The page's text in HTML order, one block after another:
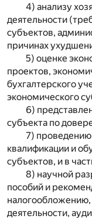
4) анализу
деятельности
субъектов,
причинах
5) оценке
проектов,
бухгалтерского
экономического
6)
субъекта по
7)
квалификации и
субъектов, и в
8) научной
пособий и
налогообложению,
деятельности,